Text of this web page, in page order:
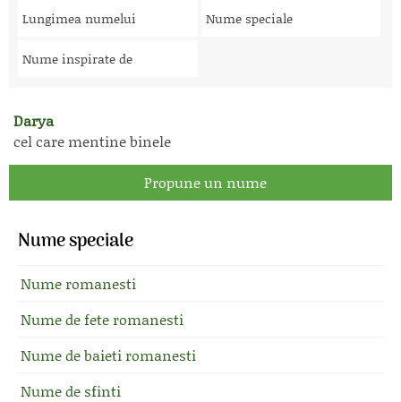
Lungimea numelui Nume speciale
Nume inspirate de
Darya
cel care mentine binele
Propune un nume
Nume speciale
Nume romanesti
Nume de fete romanesti
Nume de baieti romanesti
Nume de sfinti